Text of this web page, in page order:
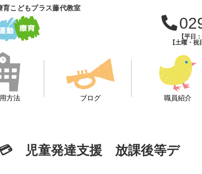
こどもプラス藤代教室
【平日
【土曜・
方法 ブログ 職員紹介
児童発達支援 放課後等デ